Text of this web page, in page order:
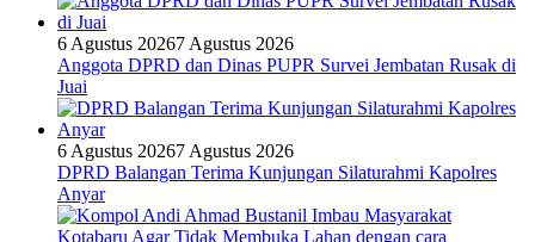
6 Agustus 20267 Agustus 2026
Anggota DPRD dan Dinas PUPR Survei Jembatan Rusak di
Juai
6 Agustus 20267 Agustus 2026
DPRD Balangan Terima Kunjungan Silaturahmi Kapolres
Anyar